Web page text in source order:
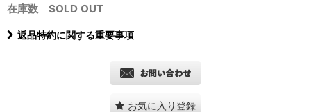
在庫数 SOLD OUT
返品特約に関する重要事項
お気に入り登録